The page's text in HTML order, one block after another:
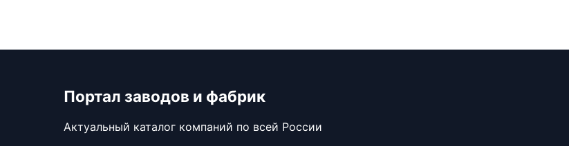
Портал заводов и фабрик
Актуальный каталог компаний по всей России